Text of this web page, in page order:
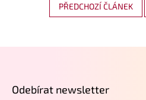
PŘEDCHOZÍ ČLÁNEK
Odebírat newsletter